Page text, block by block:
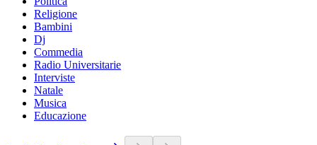
Religione
Bambini
Dj
Commedia
Radio Universitarie
Interviste
Natale
Musica
Educazione